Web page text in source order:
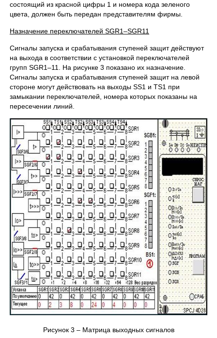
состоящий из красной цифры 1 и номера кода зеленого
цвета, должен быть передан представителям фирмы.
Назначение переключателей SGR1–SGR11
Сигналы запуска и срабатывания ступеней защит действуют
на выхода в соответствии с установкой переключателей
групп SGR1–11. На рисунке 3 показано их назначение.
Сигналы запуска и срабатывания ступеней защит на левой
стороне могут действовать на выходы SS1 и TS1 при
замыкании переключателей, номера которых показаны на
пересечении линий.
Рисунок 3 – Матрица выходных сигналов